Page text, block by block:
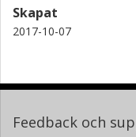
Skapat
2017-10-07
Feedback och